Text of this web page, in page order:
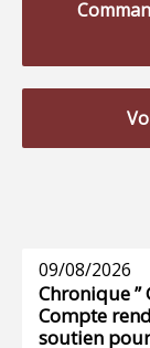
09/08/2026
Chronique ”
Compte
soutien